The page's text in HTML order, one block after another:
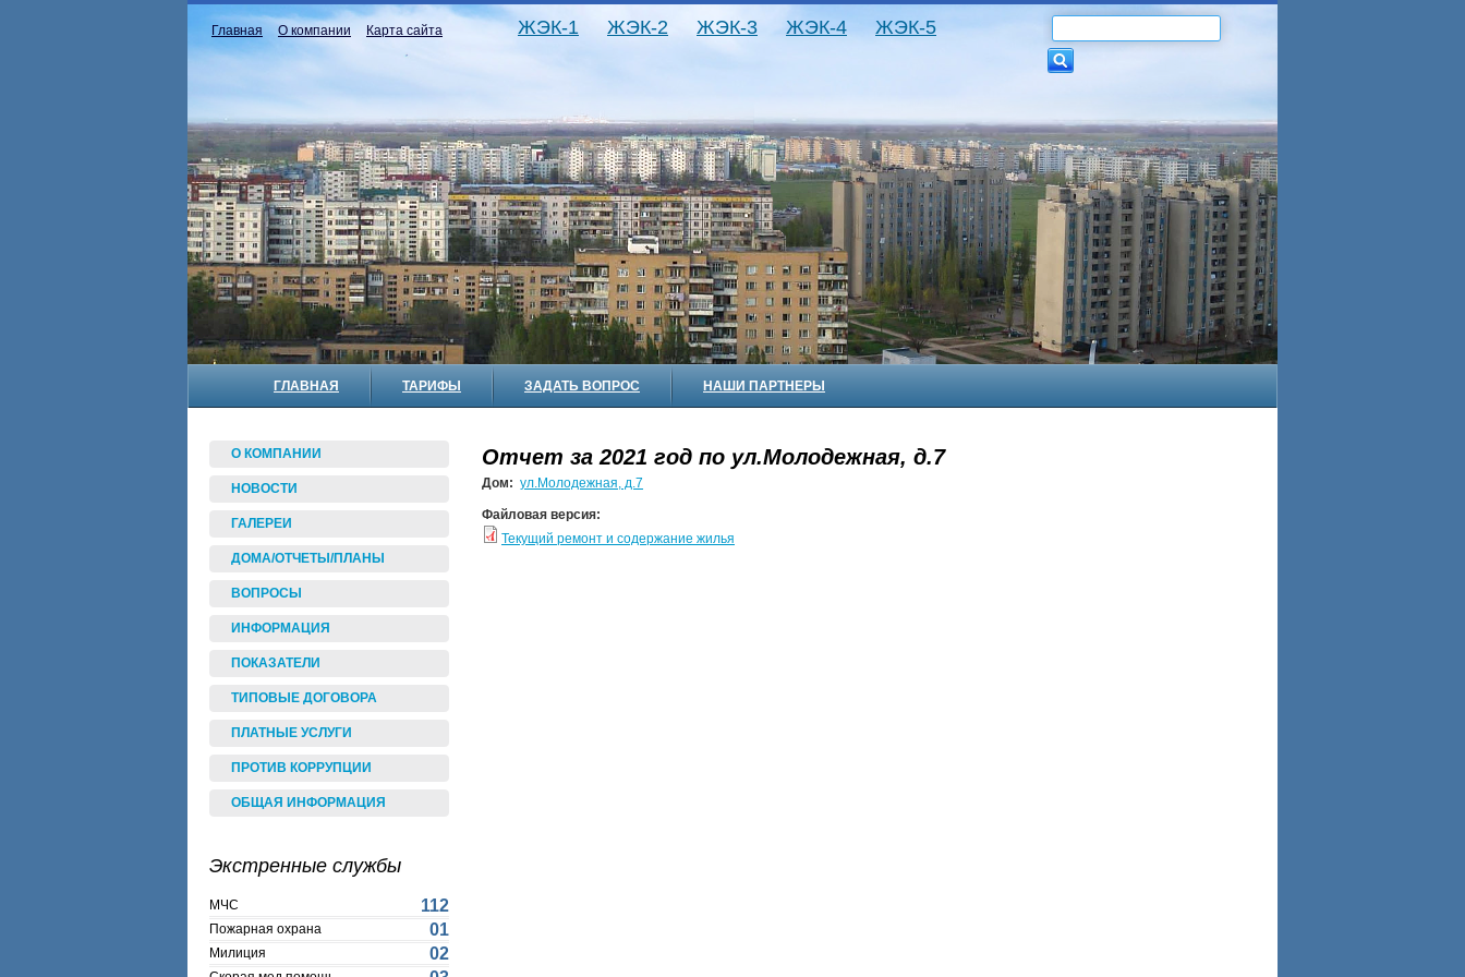
Главная О компании Карта сайта ЖЭК-1 ЖЭК-2 ЖЭК-3 ЖЭК-4 ЖЭК-5
ГЛАВНАЯ ТАРИФЫ ЗАДАТЬ ВОПРОС НАШИ ПАРТНЕРЫ
О КОМПАНИИ
НОВОСТИ
ГАЛЕРЕИ
ДОМА/ОТЧЕТЫ/ПЛАНЫ
ВОПРОСЫ
ИНФОРМАЦИЯ
ПОКАЗАТЕЛИ
ТИПОВЫЕ ДОГОВОРА
ПЛАТНЫЕ УСЛУГИ
ПРОТИВ КОРРУПЦИИ
ОБЩАЯ ИНФОРМАЦИЯ
Экстренные службы
МЧС 112
Пожарная охрана 01
Милиция 02
Отчет за 2021 год по ул.Молодежная, д.7
Дом: ул.Молодежная, д.7
Файловая версия:
Текущий ремонт и содержание жилья